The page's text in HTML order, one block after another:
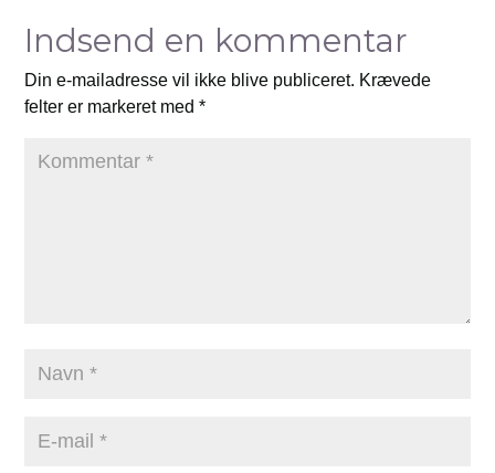
Indsend en kommentar
Din e-mailadresse vil ikke blive publiceret. Krævede
felter er markeret med*